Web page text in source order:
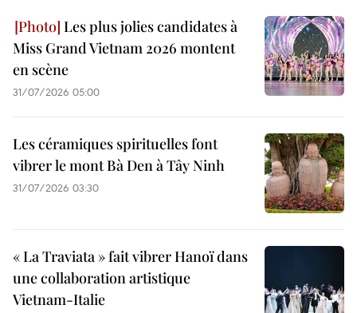
Les plus jolies candidates à
Miss Grand Vietnam 2026 montent
en scène
31/07/2026 05:00
Les céramiques spirituelles font
vibrer le mont Bà Den à Tây Ninh
31/07/2026 03:30
« La Traviata » fait vibrer Hanoï dans
une collaboration artistique
Vietnam-Italie